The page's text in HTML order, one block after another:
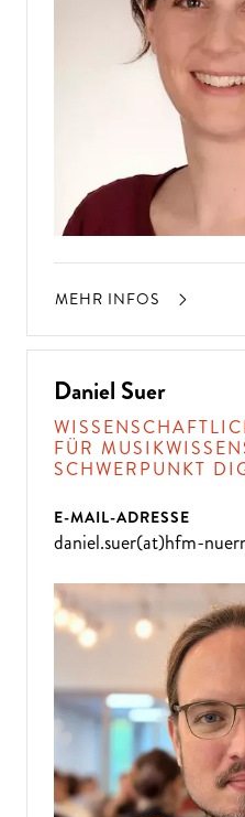
MEHR INFOS
Daniel Suer
FÜR
SCHWERPUNKT
E-MAIL-ADRESSE
daniel.suer(at)hfm-